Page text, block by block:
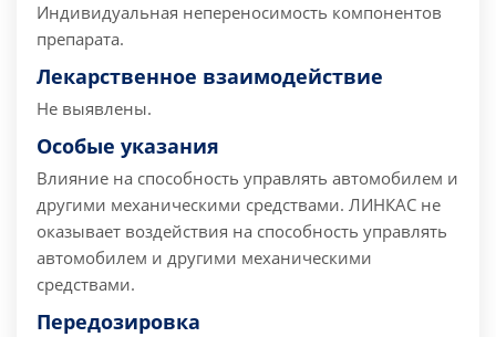
Индивидуальная непереносимость компонентов
препарата.
Лекарственное взаимодействие
Не выявлены.
Особые указания
Влияние на способность управлять автомобилем и
другими механическими средствами. ЛИНКАС не
оказывает воздействия на способность управлять
автомобилем и другими механическими
средствами.
Передозировка